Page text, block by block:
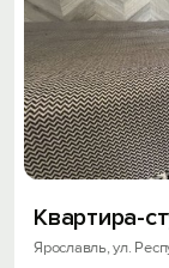
Квартира-
Ярославль, ул.